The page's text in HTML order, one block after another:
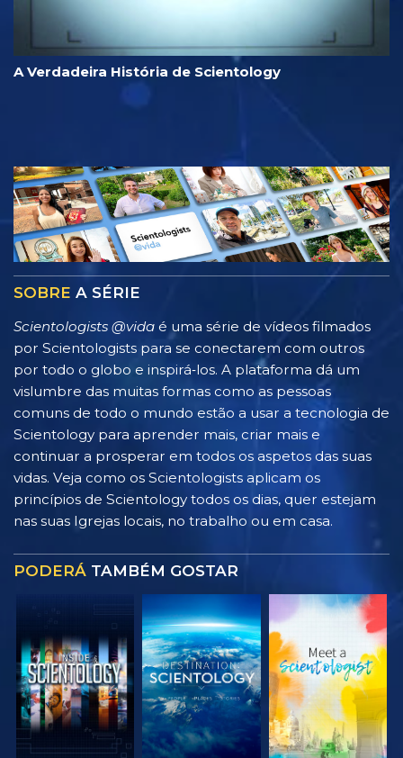
A Verdadeira História de Scientology
SOBRE A SÉRIE
Scientologists @vida é uma série de vídeos filmados
por Scientologists para se conectarem com outros
por todo o globo e inspirá‑los. A plataforma dá um
vislumbre das muitas formas como as pessoas
comuns de todo o mundo estão a usar a tecnologia de
Scientology para aprender mais, criar mais e
continuar a prosperar em todos os aspetos das suas
vidas. Veja como os Scientologists aplicam os
princípios de Scientology todos os dias, quer estejam
nas suas Igrejas locais, no trabalho ou em casa.
PODERÁ TAMBÉM GOSTAR